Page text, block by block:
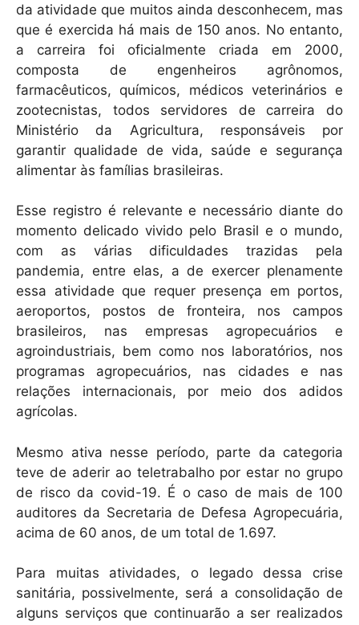
da atividade que muitos ainda desconhecem, mas
que é exercida há mais de 150 anos. No entanto,
a carreira foi oficialmente criada em 2000,
composta de engenheiros agrônomos,
farmacêuticos, químicos, médicos veterinários e
zootecnistas, todos servidores de carreira do
Ministério da Agricultura, responsáveis por
garantir qualidade de vida, saúde e segurança
alimentar às famílias brasileiras.
Esse registro é relevante e necessário diante do
momento delicado vivido pelo Brasil e o mundo,
com as várias dificuldades trazidas pela
pandemia, entre elas, a de exercer plenamente
essa atividade que requer presença em portos,
aeroportos, postos de fronteira, nos campos
brasileiros, nas empresas agropecuários e
agroindustriais, bem como nos laboratórios, nos
programas agropecuários, nas cidades e nas
relações internacionais, por meio dos adidos
agrícolas.
Mesmo ativa nesse período, parte da categoria
teve de aderir ao teletrabalho por estar no grupo
de risco da covid-19. É o caso de mais de 100
auditores da Secretaria de Defesa Agropecuária,
acima de 60 anos, de um total de 1.697.
Para muitas atividades, o legado dessa crise
sanitária, possivelmente, será a consolidação de
alguns serviços que continuarão a ser realizados